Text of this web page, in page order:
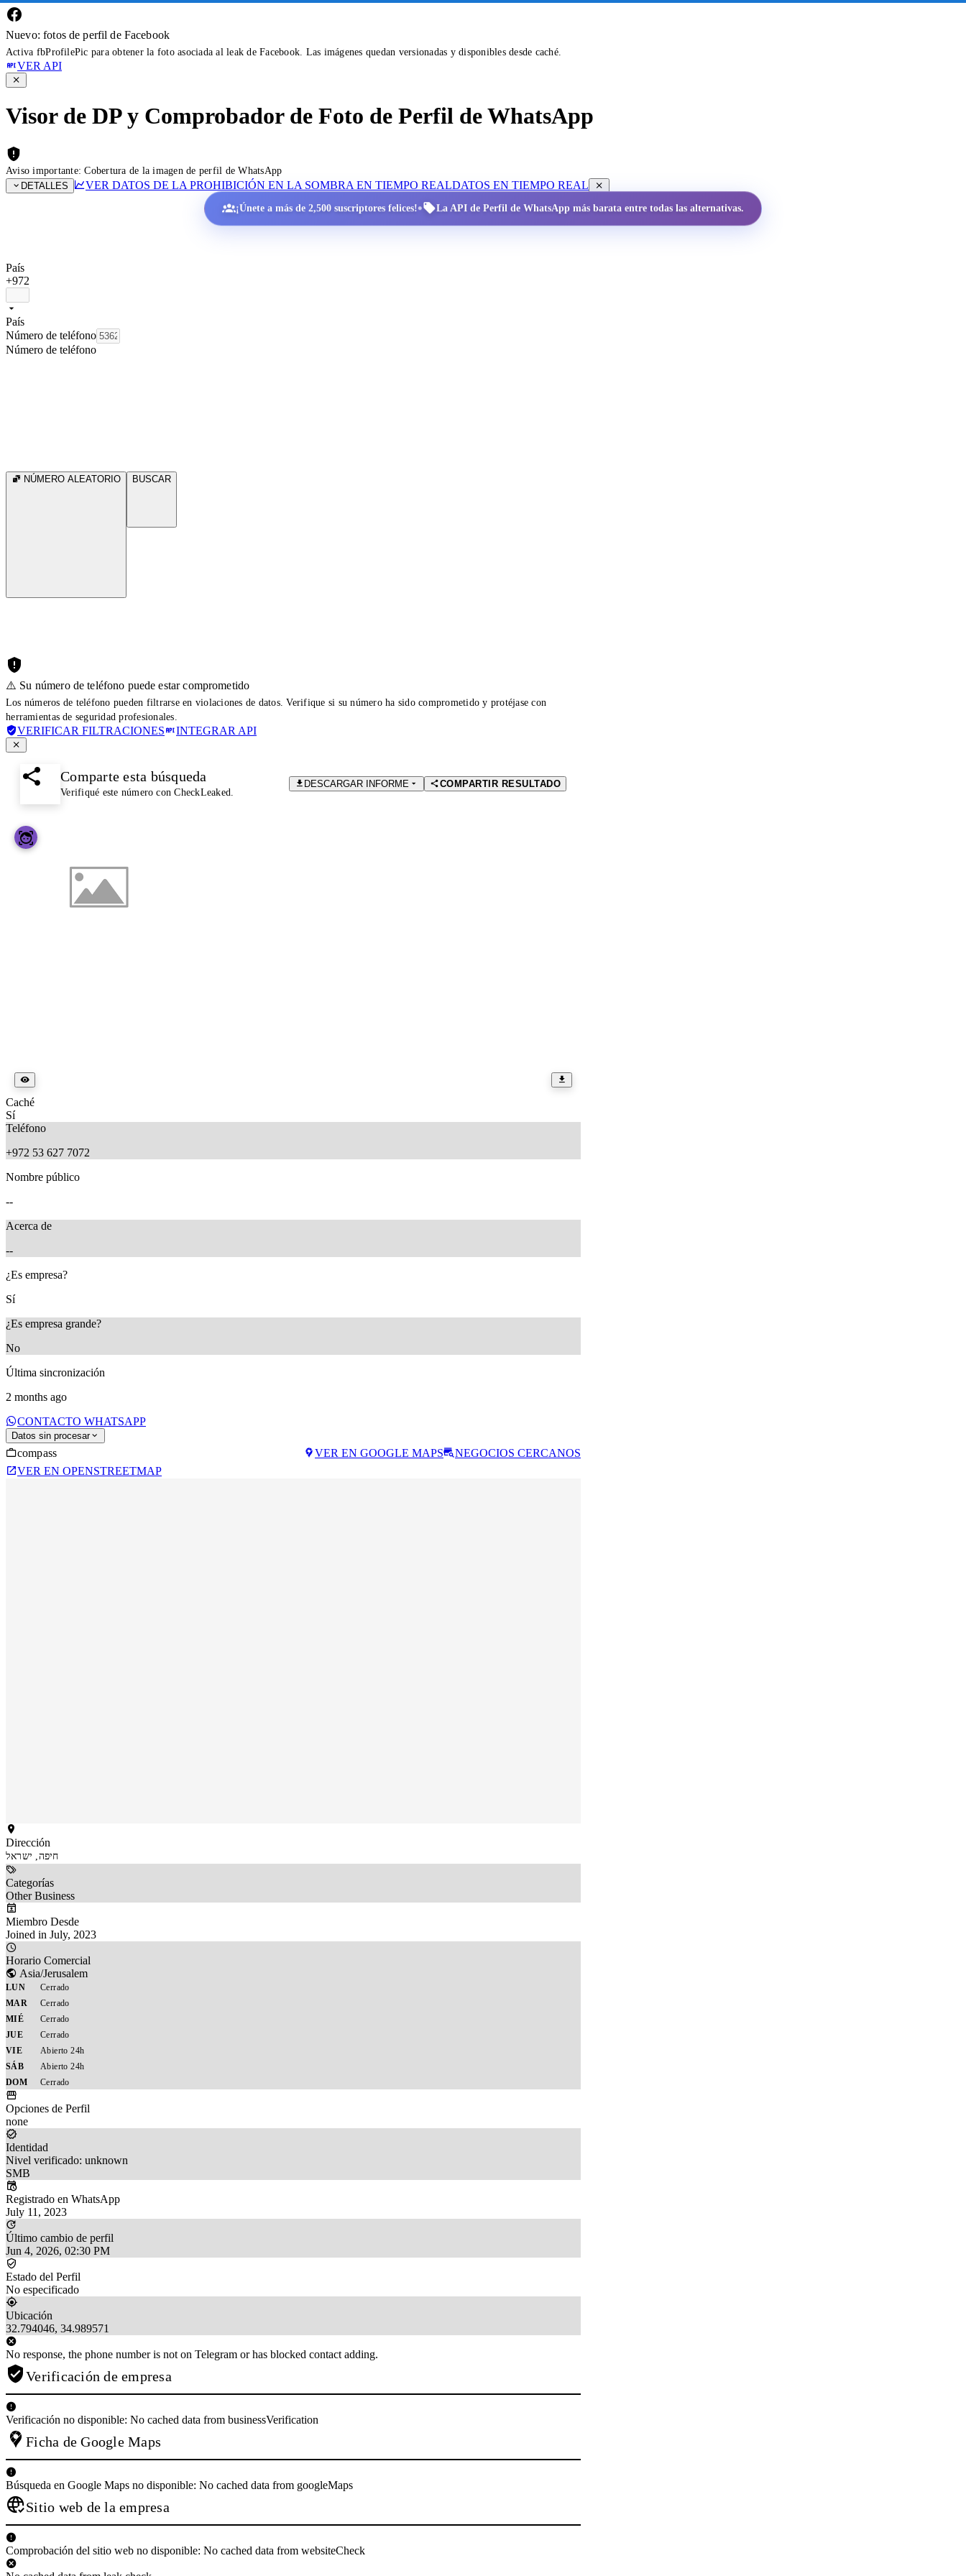
Nuevo: fotos de perfil de Facebook
Activa fbProfilePic para obtener la foto asociada al leak de Facebook. Las imágenes quedan versionadas y disponibles desde caché.
VER API
Visor de DP y Comprobador de Foto de Perfil de WhatsApp
Aviso importante: Cobertura de la imagen de perfil de WhatsApp
DETALLES
VER DATOS DE LA PROHIBICIÓN EN LA SOMBRA EN TIEMPO REALDATOS EN TIEMPO REAL
¡Únete a más de 2,500 suscriptores felices!• La API de Perfil de WhatsApp más barata entre todas las alternativas.
País
+972
País
Número de teléfono
Número de teléfono
NÚMERO ALEATORIO BUSCAR
⚠️ Su número de teléfono puede estar comprometido
Los números de teléfono pueden filtrarse en violaciones de datos. Verifique si su número ha sido comprometido y protéjase con
herramientas de seguridad profesionales.
VERIFICAR FILTRACIONES INTEGRAR API
Comparte esta búsqueda
Verifiqué este número con CheckLeaked.
DESCARGAR INFORME COMPARTIR RESULTADO
Caché
Sí
Teléfono
+972 53 627 7072
Nombre público
--
Acerca de
--
¿Es empresa?
Sí
¿Es empresa grande?
No
Última sincronización
2 months ago
CONTACTO WHATSAPP
Datos sin procesar
compass VER EN GOOGLE MAPS
NEGOCIOS CERCANOS
VER EN OPENSTREETMAP
Dirección
חיפה, ישראל
Categorías
Other Business
Miembro Desde
Joined in July, 2023
Horario Comercial
Asia/Jerusalem
LUN
Cerrado
MAR
Cerrado
MIÉ
Cerrado
JUE
Cerrado
VIE
Abierto 24h
SÁB
Abierto 24h
DOM
Cerrado
Opciones de Perfil
none
Identidad
Nivel verificado: unknown
SMB
Registrado en WhatsApp
July 11, 2023
Último cambio de perfil
Jun 4, 2026, 02:30 PM
Estado del Perfil
No especificado
Ubicación
32.794046, 34.989571
No response, the phone number is not on Telegram or has blocked contact adding.
Verificación de empresa
Verificación no disponible: No cached data from businessVerification
Ficha de Google Maps
Búsqueda en Google Maps no disponible: No cached data from googleMaps
Sitio web de la empresa
Comprobación del sitio web no disponible: No cached data from websiteCheck